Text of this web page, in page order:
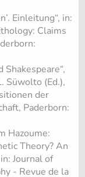
Einleitung“, in:
Claims
Süwolto (Ed.),
der
Paderborn:
Hazoume:
Theory? An
Journal of
- Revue de la